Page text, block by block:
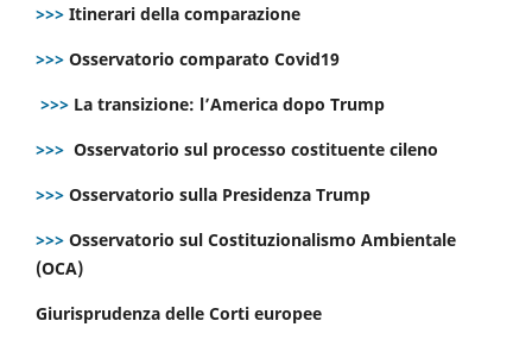
>>> Itinerari della comparazione
>>> Osservatorio comparato Covid19
>>> La transizione: l’America dopo Trump
>>> Osservatorio sul processo costituente cileno
>>> Osservatorio sulla Presidenza Trump
>>> Osservatorio sul Costituzionalismo Ambientale
(OCA)
Giurisprudenza delle Corti europee